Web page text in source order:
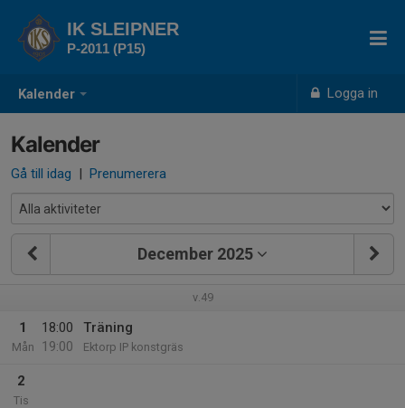
Kalender Logga in
IK SLEIPNER
P-2011 (P15)
Kalender
Gå till idag | Prenumerera
December 2025
v.49
1
Mån
18:00
19:00
Träning
Ektorp IP konstgräs
2
Tis